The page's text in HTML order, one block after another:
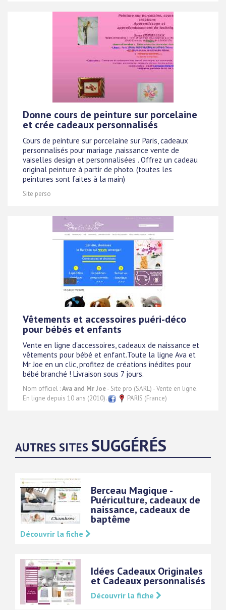
Donne cours de peinture sur porcelaine
et crée cadeaux personnalisés
Cours de peinture sur porcelaine sur Paris, cadeaux
personnalisés pour mariage ,naissance vente de
vaiselles design et personnalisées . Offrez un cadeau
original peinture à partir de photo. (toutes les
peintures sont faites à la main)
Site perso
Vêtements et accessoires puéri-déco
pour bébés et enfants
Vente en ligne d'accessoires, cadeaux de naissance et
vêtements pour bébé et enfant.Toute la ligne Ava et
Mr Joe en un clic, profitez de créations inédites pour
bébé branché ! Livraison sous 7 jours.
Nom officiel :Ava and Mr Joe- Site pro (SARL) - Vente en ligne.
En ligne depuis 10 ans (2010).
PARIS (France)
AUTRES SITES SUGGÉRÉS
Berceau Magique -
Puériculture, cadeaux de
naissance, cadeaux de
baptême
Découvrir la fiche
Idées Cadeaux Originales
et Cadeaux personnalisés
Découvrir la fiche